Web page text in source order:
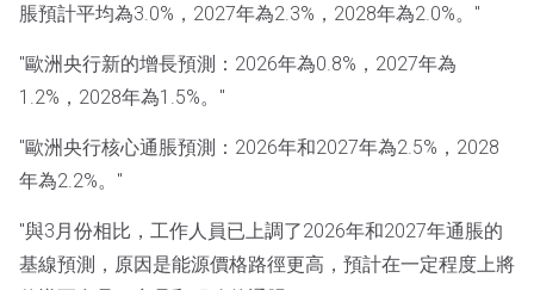
脹預計平均為3.0%，2027年為2.3%，2028年為2.0%。"
"歐洲央行新的增長預測：2026年為0.8%，2027年為
1.2%，2028年為1.5%。"
"歐洲央行核心通脹預測：2026年和2027年為2.5%，2028
年為2.2%。"
"與3月份相比，工作人員已上調了2026年和2027年通脹的
基線預測，原因是能源價格路徑更高，預計在一定程度上將